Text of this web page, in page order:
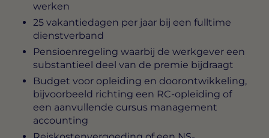
werken
25 vakantiedagen per jaar bij een fulltime
dienstverband
Pensioenregeling waarbij de werkgever een
substantieel deel van de premie bijdraagt
Budget voor opleiding en doorontwikkeling,
bijvoorbeeld richting een RC-opleiding of
een aanvullende cursus management
accounting